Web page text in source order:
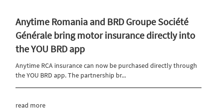
Anytime Romania and BRD Groupe Société
Générale bring motor insurance directly into
the YOU BRD app
Anytime RCA insurance can now be purchased directly through
the YOU BRD app. The partnership br...
read more